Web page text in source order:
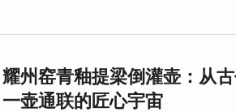
耀州窑青釉提梁倒灌壶：从
一壶通联的匠心宇宙